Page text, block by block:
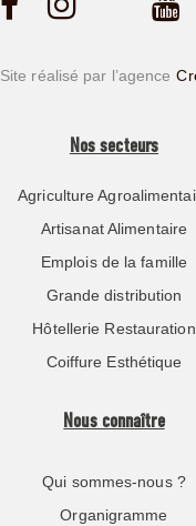
Site réalisé par l’agence
Nos secteurs
Agriculture
Artisanat Alimentaire
Emplois de la famille
Grande distribution
Hôtellerie Restauration
Coiffure Esthétique
Nous connaître
Qui sommes-nous ?
Organigramme